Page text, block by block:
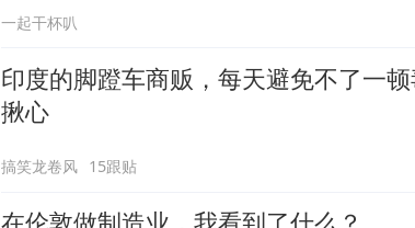
一起干杯叭
印度的脚蹬车商贩，每天避免不了一
揪心
搞笑龙卷风 15跟贴